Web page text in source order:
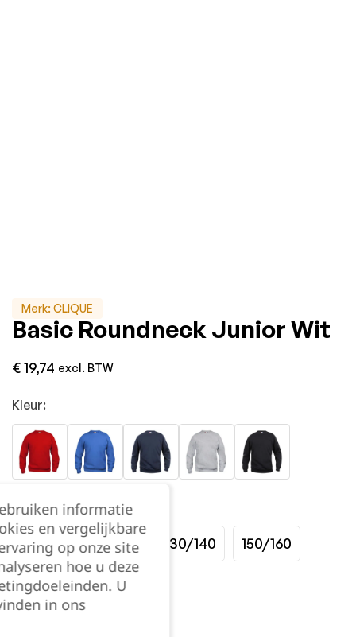
Merk: CLIQUE
Basic Roundneck Junior Wit
€19,74 excl. BTW
Kleur:
Maat:
90/100 110/120 130/140 150/160
Kies je aantal:
informatie
en vergelijkbare
op onze site
hoe u deze
U
in ons